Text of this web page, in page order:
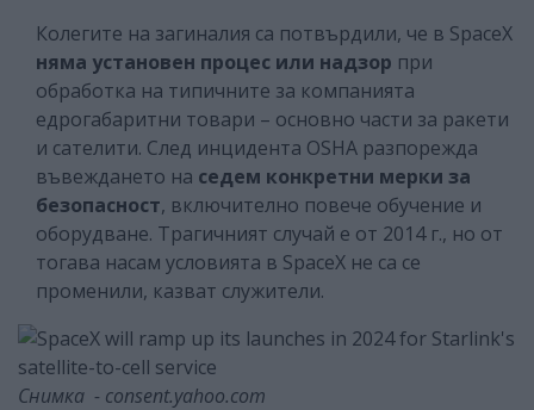
Колегите на загиналия са потвърдили, че в SpaceX
няма установен процес или надзор при
обработка на типичните за компанията
едрогабаритни товари – основно части за ракети
и сателити. След инцидента OSHA разпорежда
въвеждането на седем конкретни мерки за
безопасност, включително повече обучение и
оборудване. Трагичният случай е от 2014 г., но от
тогава насам условията в SpaceX не са се
променили, казват служители.
Снимка - consent.yahoo.com